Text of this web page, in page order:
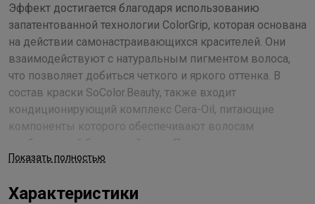
Эффект достигается благодаря использованию
запатентованной технологии ColorGrip, которая основана
на действии самонастраивающихся красителей. Они
взаимодействуют с натуральным пигментом волоса,
что позволяет добиться четкого и яркого оттенка. В
состав краски SoColor.Beauty, также входит
кондиционирующий комплекс Cera-Oil, питающие
компоненты которого обеспечивают волосам
натуральные масла укрепляют структуру, выравнивают
наносится и имеет приятный фруктовый аромат. С
Показать полностью
Характеристики